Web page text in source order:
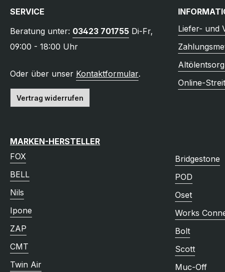
SERVICE
Beratung unter: 03423 701755 Di-Fr,
09:00 - 18:00 Uhr
Oder über unser Kontaktformular.
Vertrag widerrufen
Liefer- und
Online-
MARKEN-HERSTELLER
FOX
BELL
Nils
Ipone
ZAP
CMT
Twin Air
Bridgestone
POD
Oset
Works
Bolt
Scott
Muc-Off